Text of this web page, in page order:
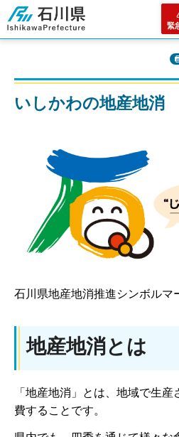
石川県
緊
いしかわの地産地消
石川県地産地消推進シンボルマ
地産地消とは
「地産地消」とは、地域で生
費することです。